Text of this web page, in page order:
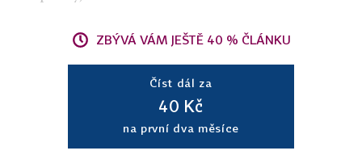
ZBÝVÁ VÁM JEŠTĚ 40 % ČLÁNKU
Číst dál za
40 Kč
na první dva měsíce